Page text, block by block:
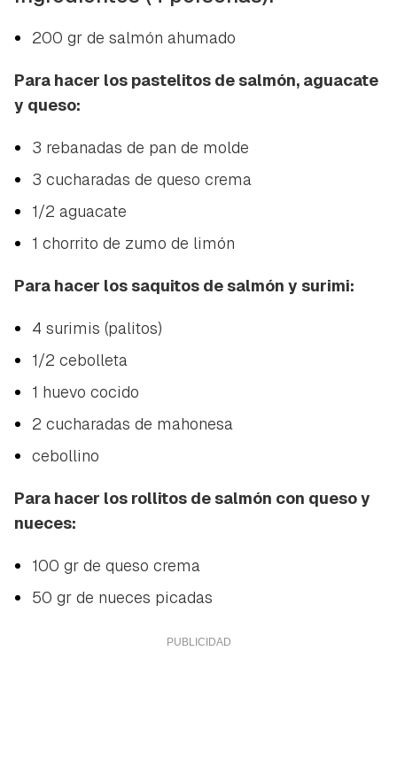
200 gr de salmón ahumado
Para hacer los pastelitos de salmón, aguacate
y queso:
3 rebanadas de pan de molde
3 cucharadas de queso crema
1/2 aguacate
1 chorrito de zumo de limón
Para hacer los saquitos de salmón y surimi:
4 surimis (palitos)
1/2 cebolleta
1 huevo cocido
2 cucharadas de mahonesa
cebollino
Para hacer los rollitos de salmón con queso y
nueces:
100 gr de queso crema
50 gr de nueces picadas